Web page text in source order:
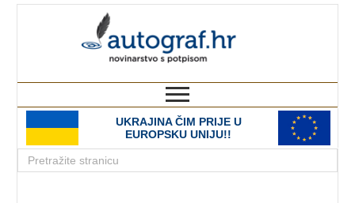
UKRAJINA ČIM PRIJE U
EUROPSKU UNIJU!!